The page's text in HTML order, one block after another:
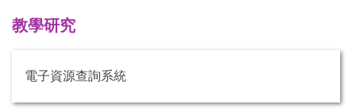
教學研究
電子資源查詢系統